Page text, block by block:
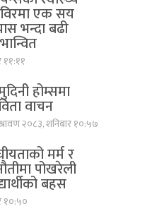
एक सय
भन्दा बढी
११:११
होम्समा
वाचन
२०८३, शनिबार १०:५७
मर्म र
पोखरेली
बहस
१०:५०